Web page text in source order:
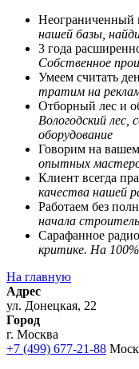
Неограниченный
нашей базы,
3 года
Собственное
Умеем считать
тратим на
Отборный лес и
Вологодский
оборудование
Говорим на
опытных
Клиент всегда
качества нашей
Работаем без
начала
Сарафанное
критике. На
На главную
Адрес
ул. Донецкая, 22
Город
г. Москва
+7 (499) 677-21-88